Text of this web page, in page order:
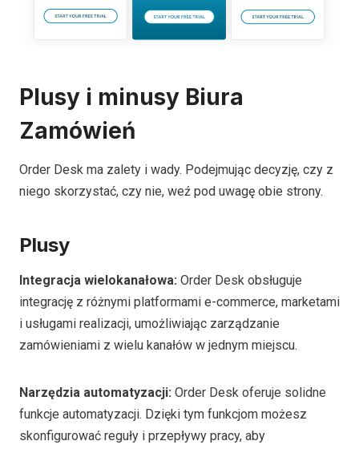
Plusy i minusy Biura
Zamówień
Order Desk ma zalety i wady. Podejmując decyzję, czy z
niego skorzystać, czy nie, weź pod uwagę obie strony.
Plusy
Integracja wielokanałowa: Order Desk obsługuje
integrację z różnymi platformami e-commerce, marketami
i usługami realizacji, umożliwiając zarządzanie
zamówieniami z wielu kanałów w jednym miejscu.
Narzędzia automatyzacji: Order Desk oferuje solidne
funkcje automatyzacji. Dzięki tym funkcjom możesz
skonfigurować reguły i przepływy pracy, aby